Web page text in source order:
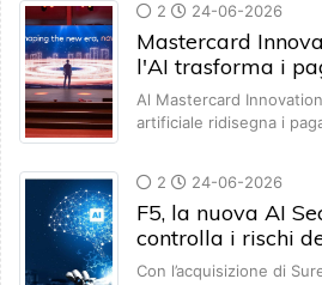
2 24-06-2026
Mastercard
l'AI trasforma i
Al Mastercard
artificiale ridisegna i
2 24-06-2026
F5, la nuova AI
controlla i rischi
Con l’acquisizione di